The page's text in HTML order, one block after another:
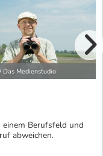
Medienstudio
einem Berufsfeld und
abweichen.